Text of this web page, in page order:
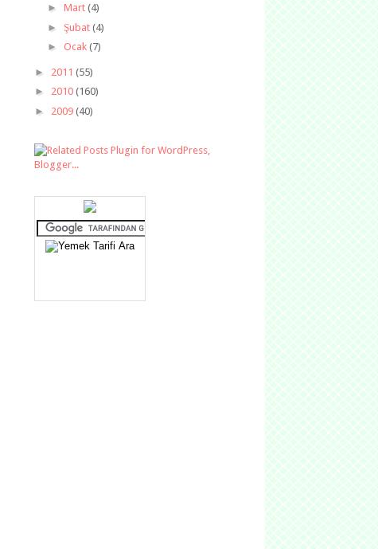
► Mart (4)
► Şubat (4)
► Ocak (7)
► 2011 (55)
► 2010 (160)
► 2009 (40)